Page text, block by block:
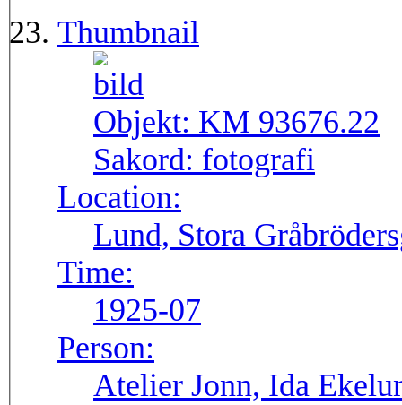
Thumbnail
Objekt: KM 93676.22
Sakord: fotografi
Location:
Lund, Stora
Time:
1925-07
Person:
Atelier Jonn, Ida